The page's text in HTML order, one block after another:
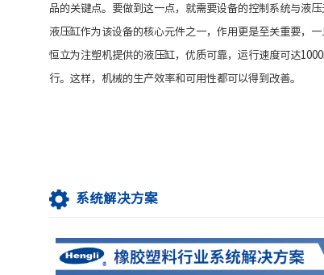
品的关键点。要做到这一点，就需要设备的控制系统与液压
液压缸作为该设备的核心元件之一，作用更是至关重要，
恒立为注塑机提供的液压缸，优质可靠，运行速度可达
行。这样，机械的生产效率和可用性都可以得到改善。
系统解决方案